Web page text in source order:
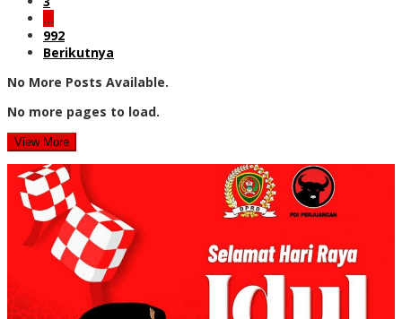
…
992
Berikutnya
No More Posts Available.
No more pages to load.
View More